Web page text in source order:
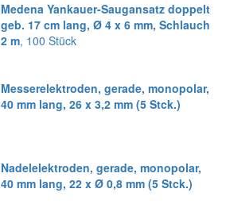
Medena Yankauer-Saugansatz doppelt
geb. 17 cm lang, Ø 4 x 6 mm, Schlauch
2 m, 100 Stück
Messerelektroden, gerade, monopolar,
40 mm lang, 26 x 3,2 mm (5 Stck.)
Nadelelektroden, gerade, monopolar,
40 mm lang, 22 x Ø 0,8 mm (5 Stck.)